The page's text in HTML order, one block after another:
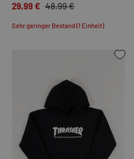
29,99 € 48,99 €
Sehr geringer Bestand (1 Einheit)